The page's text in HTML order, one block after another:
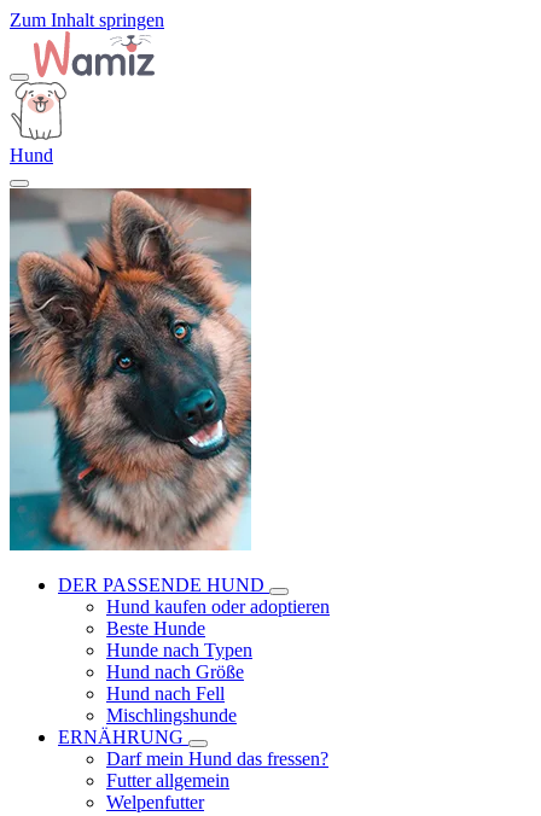
Zum Inhalt springen
Hund
DER PASSENDE HUND
Hund kaufen oder adoptieren
Beste Hunde
Hunde nach Typen
Hund nach Größe
Hund nach Fell
Mischlingshunde
ERNÄHRUNG
Darf mein Hund das fressen?
Futter allgemein
Welpenfutter